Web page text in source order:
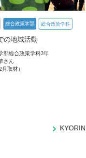
総合政策学部 総合政策学科
の地域活動
部総合政策学科3年
さん
月取材）